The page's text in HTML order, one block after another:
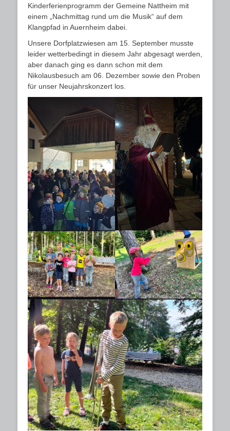
Kinderferienprogramm der Gemeine Nattheim mit
einem „Nachmittag rund um die Musik“ auf dem
Klangpfad in Auernheim dabei.
Unsere Dorfplatzwiesen am 15. September musste
leider wetterbedingt in diesem Jahr abgesagt werden,
aber danach ging es dann schon mit dem
Nikolausbesuch am 06. Dezember sowie den Proben
für unser Neujahrskonzert los.